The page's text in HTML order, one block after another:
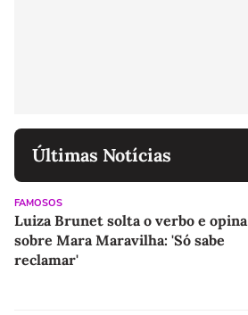
Últimas Notícias
FAMOSOS
Luiza Brunet solta o verbo e opina
sobre Mara Maravilha: 'Só sabe
reclamar'